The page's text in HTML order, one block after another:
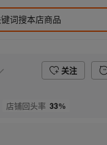
关注
店铺回头率 33%